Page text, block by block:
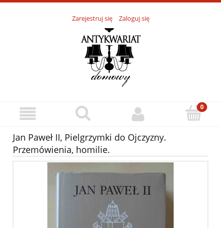
Zarejestruj się Zaloguj się
Jan Paweł II, Pielgrzymki do Ojczyzny.
Przemówienia, homilie.